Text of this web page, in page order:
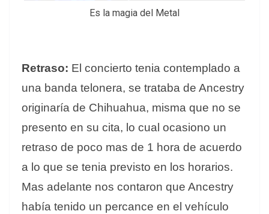
Es la magia del Metal
Retraso: El concierto tenia contemplado a
una banda telonera, se trataba de Ancestry
originaría de Chihuahua, misma que no se
presento en su cita, lo cual ocasiono un
retraso de poco mas de 1 hora de acuerdo
a lo que se tenia previsto en los horarios.
Mas adelante nos contaron que Ancestry
había tenido un percance en el vehículo